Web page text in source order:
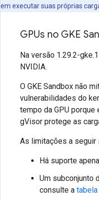
em executar suas próprias
GPUs no GKE
Na versão 1.29.2-
NVIDIA.
O GKE Sandbox não
vulnerabilidades do
tempo da GPU porque
gVisor protege as
As limitações a seguir
Há suporte
Um subconjunto
consulte a